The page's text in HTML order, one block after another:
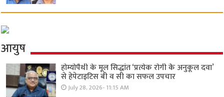
आयुष
होम्योपैथी के मूल सिद्धांत ‘प्रत्येक रोगी केे अनुकूल दवा’
से हेपेटाइटिस बी व सी का सफल उपचार
July 28, 2026- 11:15 AM